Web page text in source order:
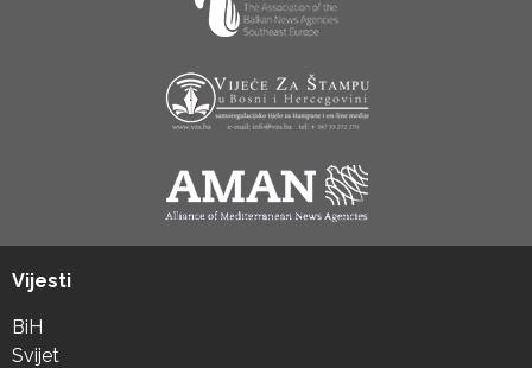
Vijesti
BiH
Svijet